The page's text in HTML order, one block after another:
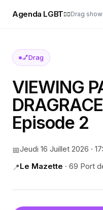
Agenda LGBT🏳️‍🌈Drag
💅Drag
VIEWING
Episode 2
📅Jeudi 16 Juillet 2026 ·
📍Le Mazette · 69 Port